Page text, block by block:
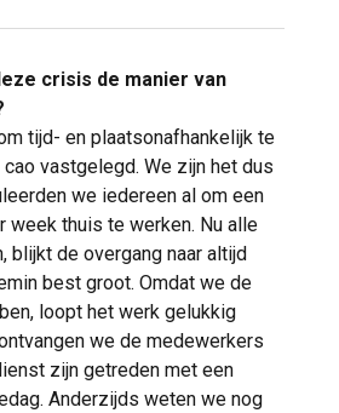
crisis de manier van
tijd- en plaatsonafhankelijk te
vastgelegd. We zijn het dus
we iedereen al om een
week thuis te werken. Nu alle
blijkt de overgang naar altijd
best groot. Omdat we de
loopt het werk gelukkig
we de medewerkers
zijn getreden met een
Anderzijds weten we nog